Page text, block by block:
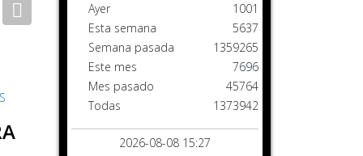
Next
Ayer
Esta semana
Semana pasada
Este mes
Mes pasado
Todas
1001
5637
1359265
7696
45764
1373942
2026-08-08 15:27